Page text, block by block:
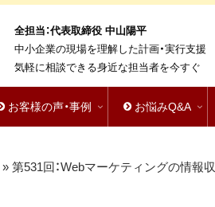
全担当：代表取締役 中山陽平
中小企業の現場を理解した計画・実行支援
気軽に相談できる身近な担当者を今すぐ
お客様の声・事例 お悩みQ&A
» 第531回：Webマーケティングの情報